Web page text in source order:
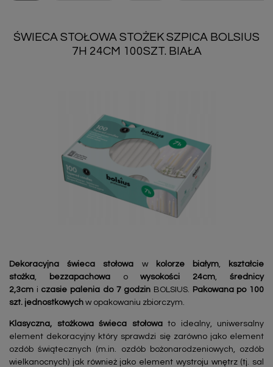
ŚWIECA STOŁOWA STOŻEK SZPICA BOLSIUS
7H 24CM 100SZT. BIAŁA
Dekoracyjna świeca stołowa w kolorze białym,
kształcie
stożka
bezzapachowaowysokości 24cm ,średnicy
2,3cm i czasie palenia do 7 godzin BOLSIUS. Pakowana po 100
szt. jednostkowych w opakowaniu zbiorczym.
Klasyczna, stożkowa świeca stołowato idealny, uniwersalny
element dekoracyjny który sprawdzi się zarówno jako element
ozdób świątecznych (m.in. ozdób bożonarodzeniowych, ozdób
wielkanocnych) jak również jako element wystroju wnętrz (tj. sal